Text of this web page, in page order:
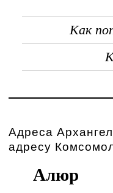
Как
Адреса
адресу
Алюр